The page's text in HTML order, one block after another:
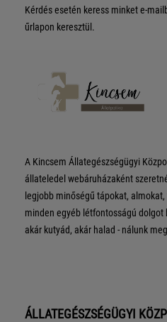
Kérdés esetén keress minket e-
űrlapon keresztül.
A Kincsem Állategészségügyi
állateledel webáruházaként
legjobb minőségű tápokat,
minden egyéb létfontosságú dolgot
akár kutyád, akár halad - nálunk
ÁLLATEGÉSZSÉGÜGYI